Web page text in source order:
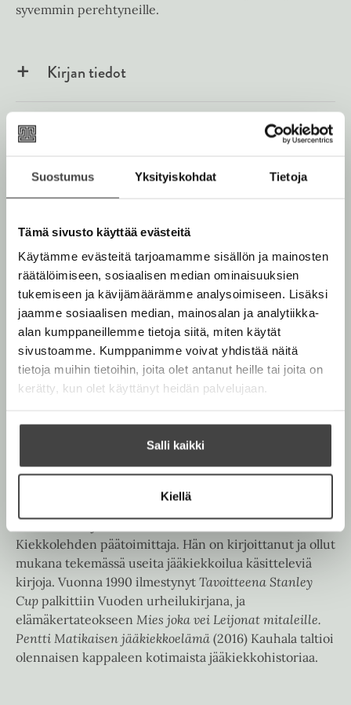
Suostumus Yksityiskohdat Tietoja
Tämä sivusto käyttää evästeitä
Käytämme evästeitä tarjoamamme sisällön ja mainosten
räätälöimiseen, sosiaalisen median ominaisuuksien
tukemiseen ja kävijämäärämme analysoimiseen. Lisäksi
jaamme sosiaalisen median, mainosalan ja analytiikka-
alan kumppaneillemme tietoja siitä, miten käytät
sivustoamme. Kumppanimme voivat yhdistää näitä
tietoja muihin tietoihin, joita olet antanut heille tai joita on
kerätty, kun olet käyttänyt heidän palvelujaan.
Salli kaikki
Kiellä
syvemmin perehtyneille.
Kirjan tiedot
K
u
u
n
t
e
l
E-kirja / epub2
B
o
o
k
b
e
a
A
e
a
u
u
t
e
e
n
v
ä
Hannu Kauhala
mm. Iltalehden ja Uuden Suomen urheiluosaston
esimies sekä jääkiekkoilun erikoislehden
Kiekkolehden päätoimittaja. Hän on kirjoittanut ja ollut
mukana tekemässä useita jääkiekkoilua käsitteleviä
kirjoja. Vuonna 1990 ilmestynyt Tavoitteena Stanley
Cup palkittiin Vuoden urheilukirjana, ja
elämäkertateokseen Mies joka vei Leijonat mitaleille.
Pentti Matikaisen jääkiekkoelämä (2016) Kauhala taltioi
olennaisen kappaleen kotimaista jääkiekkohistoriaa.